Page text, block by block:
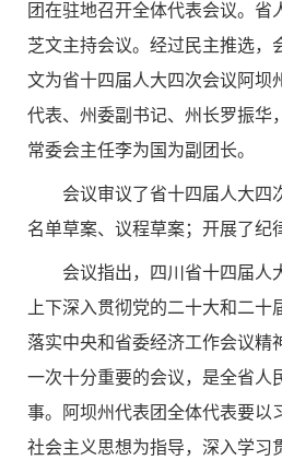
团在驻地召开全体代表会议。省
芝文主持会议。经过民主推选，
文为省十四届人大四次会议阿坝
代表、州委副书记、州长罗振华
常委会主任李为国为副团长。
会议审议了省十四届人大四
名单草案、议程草案；开展了纪
会议指出，四川省十四届人
上下深入贯彻党的二十大和二
落实中央和省委经济工作会议精
一次十分重要的会议，是全省人
事。阿坝州代表团全体代表要以
社会主义思想为指导，深入学习